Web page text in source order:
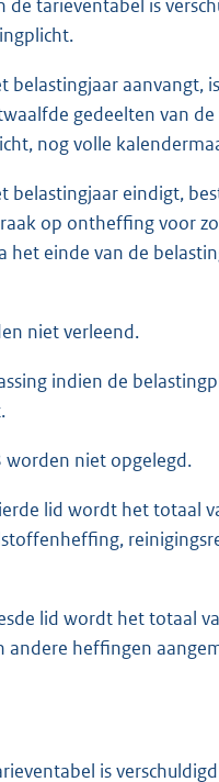
tarieventabel is
aanvangt,
gedeelten van
nog volle
eindigt,
op ontheffing voor
het einde van de
niet verleend.
indien de
worden niet opgelegd.
lid wordt het totaal
lid wordt het totaal
heffingen
is